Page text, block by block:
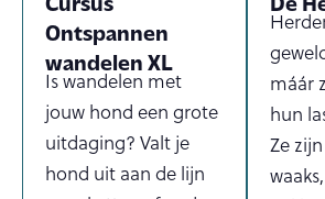
Ontspannen
wandelen XL
Is wandelen met
jouw hond een grote
uitdaging? Valt je
hond uit aan de lijn
máár
hun
Ze